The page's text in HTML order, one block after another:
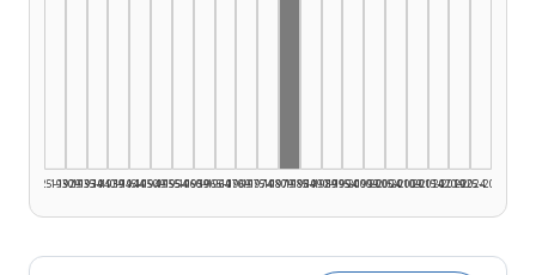
1925–1929
1930–1934
1935–1939
1940–1944
1945–1949
1950–1954
1955–1959
1960–1964
1965–1969
1970–1974
1975–1979
1980–1984
1985–1989
1990–1994
1995–1999
2000–2004
2005–2009
2010–2014
2015–2019
2020–2024
2025–2026